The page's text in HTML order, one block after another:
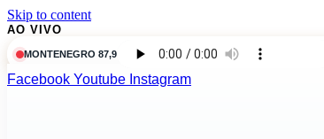
Skip to content
AO VIVO
MONTENEGRO 87,9
Facebook Youtube Instagram